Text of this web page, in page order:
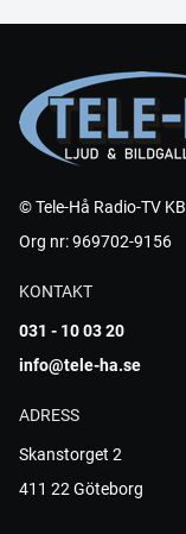
© Tele-Hå Radio-TV KB
Org nr: 969702-9156
KONTAKT
031 - 10 03 20
info@tele-ha.se
ADRESS
Skanstorget 2
411 22 Göteborg